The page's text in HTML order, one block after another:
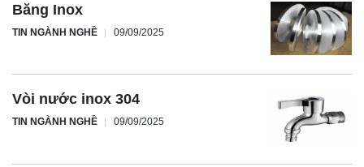
Băng Inox
TIN NGÀNH NGHỀ 09/09/2025
Vòi nước inox 304
TIN NGÀNH NGHỀ 09/09/2025